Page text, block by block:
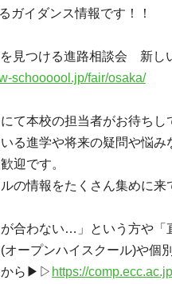
ガイダンス情報です！！
見つける進路相談会 新し
schoooool.jp/fair/osaka/
て本校の担当者がお待ちし
る進学や将来の疑問や悩
迎です。
の情報をたくさん集めに来
合わない…」という方や「
ープンハイスクール)や個
から▶▷ https://